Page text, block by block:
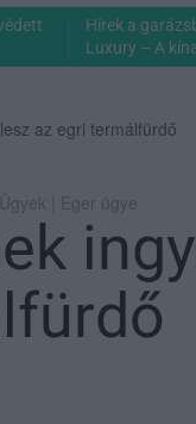
Hírek a
Luxury – A
az egri termálfürdő
| Eger ügye